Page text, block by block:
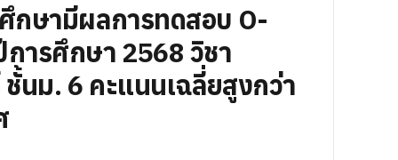
กษามีผลการทดสอบ O-
การศึกษา 2568 วิชา
นม. 6 คะแนนเฉลี่ยสูงกว่า